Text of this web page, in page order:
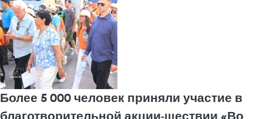
Более 5 000 человек приняли участие в